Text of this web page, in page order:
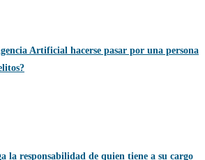
Artificial hacerse pasar por una persona
la responsabilidad de quien tiene a su cargo